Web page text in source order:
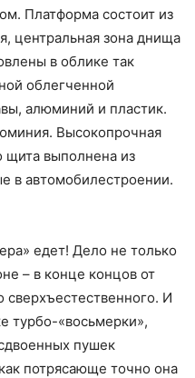
Платформа состоит из
центральная зона днища
в облике так
облегченной
алюминий и пластик.
Высокопрочная
щита выполнена из
в автомобилестроении.
едет! Дело не только
– в конце концов от
И
турбо-«восьмерки»,
пушек
потрясающе точно она